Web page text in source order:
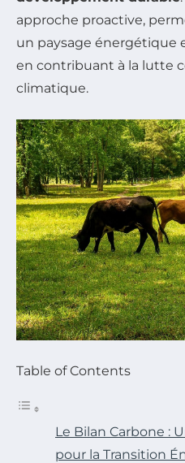
approche proactive,
un paysage énergétique
en contribuant à la lutte
climatique.
Table of Contents
Le Bilan Carbone :
pour la Transition